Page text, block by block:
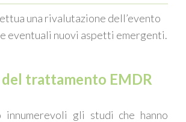
una rivalutazione dell’evento
eventuali nuovi aspetti emergenti.
del trattamento EMDR
innumerevoli gli studi che hanno